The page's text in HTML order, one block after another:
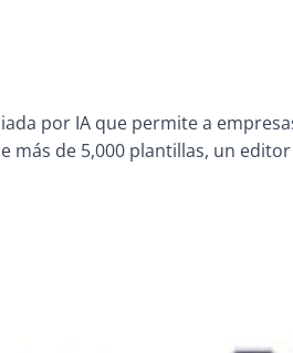
por IA que permite a
de 5,000 plantillas, un